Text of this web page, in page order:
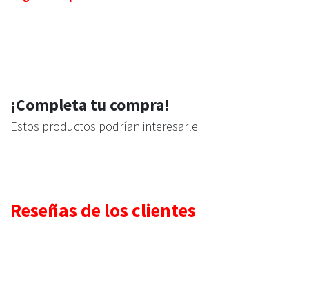
¡Completa tu compra!
Estos productos podrían interesarle
Reseñas de los clientes